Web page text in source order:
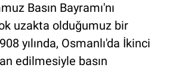
Basın Bayramı'nı
uzakta olduğumuz bir
yılında, Osmanlı'da İkinci
edilmesiyle basın